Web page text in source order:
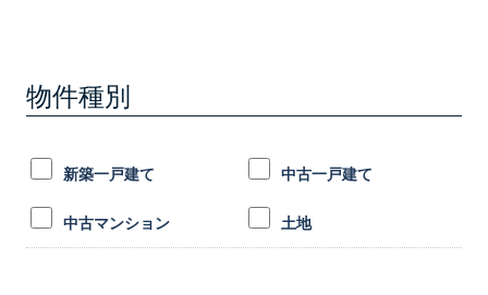
物件種別
新築一戸建て 中古一戸建て
中古マンション 土地